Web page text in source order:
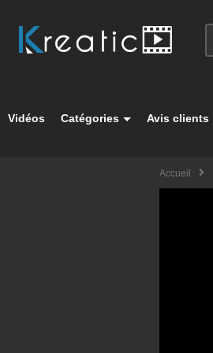
Vidéos Catégories Avis clients
Accueil